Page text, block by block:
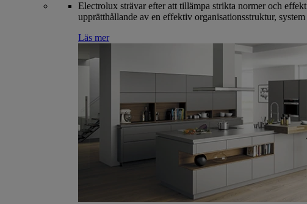
Electrolux strävar efter att tillämpa strikta normer och
upprätthållande av en effektiv organisationsstruktur,
Läs mer